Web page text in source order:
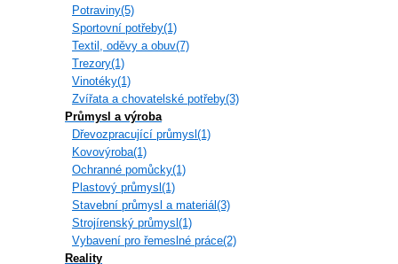
Potraviny(5)
Sportovní potřeby(1)
Textil, oděvy a obuv(7)
Trezory(1)
Vinotéky(1)
Zvířata a chovatelské potřeby(3)
Průmysl a výroba
Dřevozpracující průmysl(1)
Kovovýroba(1)
Ochranné pomůcky(1)
Plastový průmysl(1)
Stavební průmysl a materiál(3)
Strojírenský průmysl(1)
Vybavení pro řemeslné práce(2)
Reality